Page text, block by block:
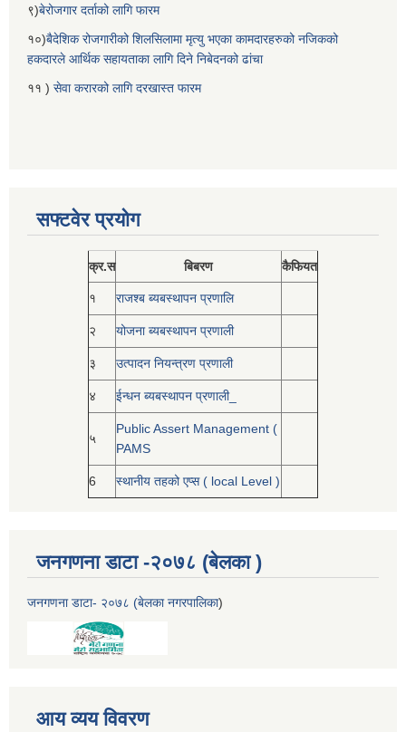
९)बेरोजगार दर्ताको लागि फारम
१०)बैदेशिक रोजगारीको शिलसिलामा मृत्यु भएका कामदारहरुको नजिकको
हकदारले आर्थिक सहायताका लागि दिने निबेदनको ढांचा
११ ) सेवा करारको लागि दरखास्त फारम
सफ्टवेर प्रयोग
क्र.स बिबरण कैफियत
१ राजश्ब ब्यबस्थापन प्रणालि
२ योजना ब्यबस्थापन प्रणाली
३ उत्पादन नियन्त्रण प्रणाली
४ ईन्धन ब्यबस्थापन प्रणाली_
५
Public Assert Management (
PAMS
6 स्थानीय तहको एप्स ( local Level )
जनगणना डाटा -२०७८ (बेलका )
जनगणना डाटा- २०७८ (बेलका नगरपालिका)
आय व्यय विवरण